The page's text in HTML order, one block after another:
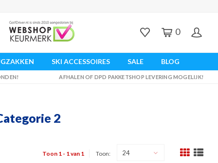
0
SKI ACCESSOIRES SALE BLOG
AFHALEN OF DPD PAKKETSHOP LEVERING MOGELIJK!
2
Toon 1 - 1 van 1 Toon: 24